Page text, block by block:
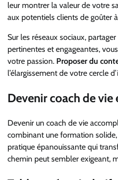
leur montrer la valeur de votre
aux potentiels clients de goûter
Sur les réseaux sociaux,
pertinentes et engageantes,
votre passion. Proposer du
l’élargissement de votre cercle
Devenir coach de
Devenir un coach de vie
combinant une formation
pratique épanouissante qui
chemin peut sembler exigeant,